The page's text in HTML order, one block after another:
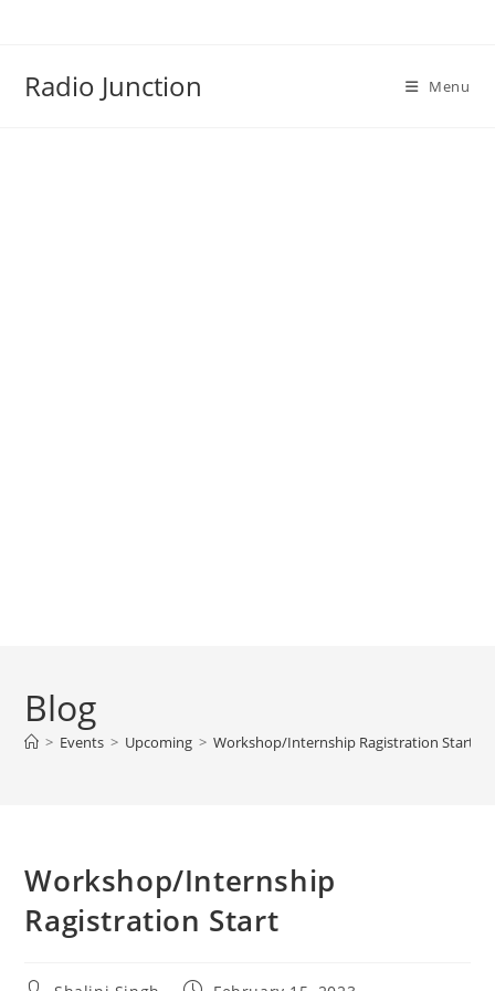
Radio Junction Menu
Blog
> Events > Upcoming > Workshop/Internship Ragistration Start
Workshop/Internship
Ragistration Start